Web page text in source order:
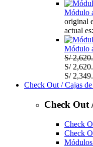
Módulo
original
actual
Módulo
S/
S/
S/
Check Out / Cajas
Check Out
Check
Check